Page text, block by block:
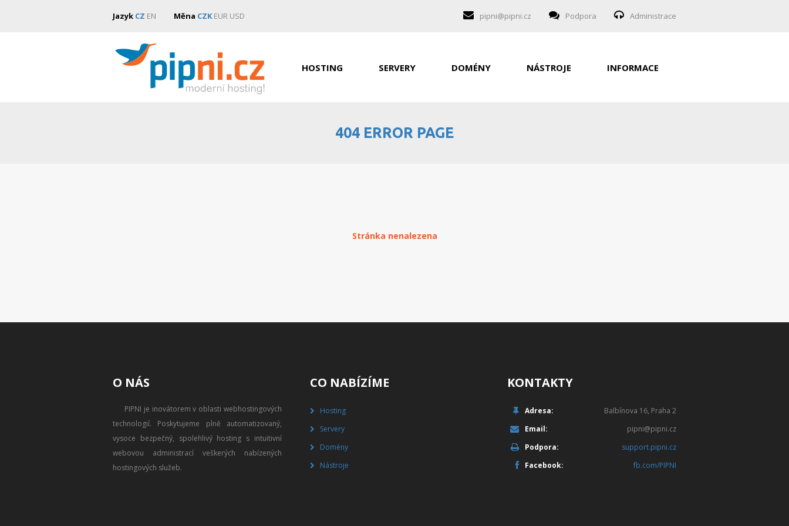
Jazyk CZ EN Měna CZK EUR USD pipni@pipni.cz Podpora Administrace
HOSTING SERVERY DOMÉNY NÁSTROJE INFORMACE
404 ERROR PAGE
Stránka nenalezena
O NÁS
PIPNI je inovátorem v oblasti webhostingových
technologií. Poskytujeme plně automatizovaný,
vysoce bezpečný, spolehlivý hosting s intuitivní
webovou administrací veškerých nabízených
hostingových služeb.
CO NABÍZÍME
Hosting
Servery
Domény
Nástroje
KONTAKTY
Adresa:
Balbínova 16, Praha 2
Email:
pipni@pipni.cz
Podpora:
support.pipni.cz
Facebook:
fb.com/PIPNI